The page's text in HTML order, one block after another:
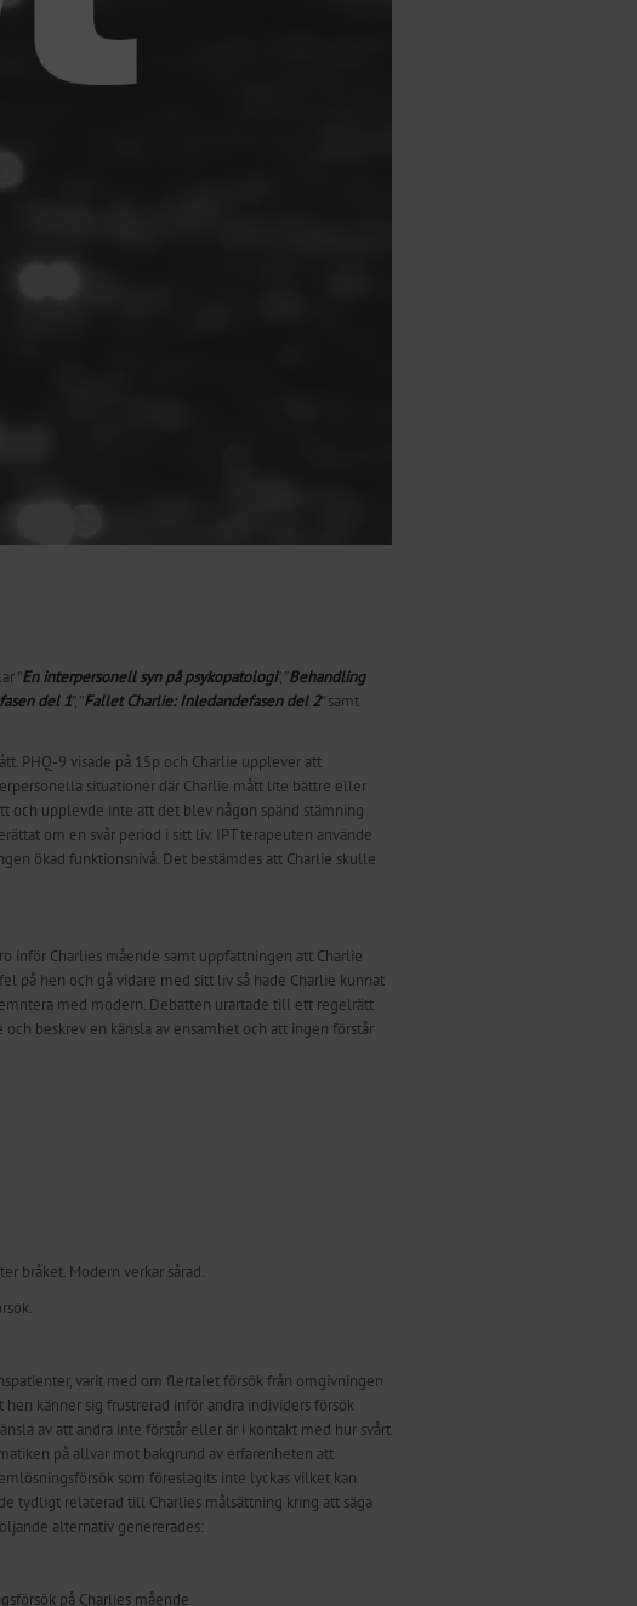
”En interpersonell syn på psykopatologi”, ”Behandling
del 1”, ”Fallet Charlie: Inledandefasen del 2” samt
PHQ-9 visade på 15p och Charlie upplever att
situationer där Charlie mått lite bättre eller
och upplevde inte att det blev någon spänd stämning
om en svår period i sitt liv. IPT terapeuten använde
ökad funktionsnivå. Det bestämdes att Charlie skulle
inför Charlies mående samt uppfattningen att Charlie
på hen och gå vidare med sitt liv så hade Charlie kunnat
med modern. Debatten urartade till ett regelrätt
beskrev en känsla av ensamhet och att ingen förstår
bråket. Modern verkar sårad.
varit med om flertalet försök från omgivningen
känner sig frustrerad inför andra individers försök
av att andra inte förstår eller är i kontakt med hur svårt
på allvar mot bakgrund av erfarenheten att
som föreslagits inte lyckas vilket kan
tydligt relaterad till Charlies målsättning kring att säga
alternativ genererades:
på Charlies mående